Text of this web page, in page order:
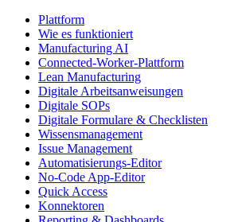
Plattform
Wie es funktioniert
Manufacturing AI
Connected-Worker-Plattform
Lean Manufacturing
Digitale Arbeitsanweisungen
Digitale SOPs
Digitale Formulare & Checklisten
Wissensmanagement
Issue Management
Automatisierungs-Editor
No-Code App-Editor
Quick Access
Konnektoren